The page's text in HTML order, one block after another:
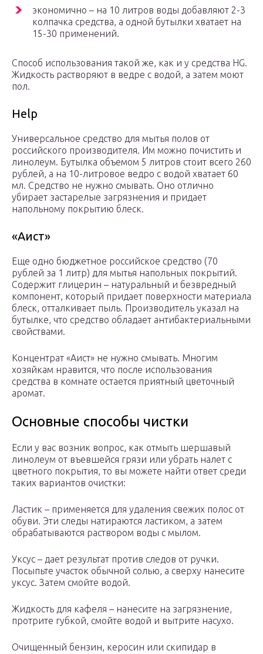
экономично – на 10 литров воды добавляют 2-3
колпачка средства, а одной бутылки хватает на
15-30 применений.
Способ использования такой же, как и у средства HG.
Жидкость растворяют в ведре с водой, а затем моют
пол.
Help
Универсальное средство для мытья полов от
российского производителя. Им можно почистить и
линолеум. Бутылка объемом 5 литров стоит всего 260
рублей, а на 10-литровое ведро с водой хватает 60
мл. Средство не нужно смывать. Оно отлично
убирает застарелые загрязнения и придает
напольному покрытию блеск.
«Аист»
Еще одно бюджетное российское средство (70
рублей за 1 литр) для мытья напольных покрытий.
Содержит глицерин – натуральный и безвредный
компонент, который придает поверхности материала
блеск, отталкивает пыль. Производитель указал на
бутылке, что средство обладает антибактериальными
свойствами.
Концентрат «Аист» не нужно смывать. Многим
хозяйкам нравится, что после использования
средства в комнате остается приятный цветочный
аромат.
Основные способы чистки
Если у вас возник вопрос, как отмыть шершавый
линолеум от въевшейся грязи или убрать налет с
цветного покрытия, то вы можете найти ответ среди
таких вариантов очистки:
Ластик – применяется для удаления свежих полос от
обуви. Эти следы натираются ластиком, а затем
обрабатываются раствором воды с мылом.
Уксус – дает результат против следов от ручки.
Посыпьте участок обычной солью, а сверху нанесите
уксус. Затем смойте водой.
Жидкость для кафеля – нанесите на загрязнение,
протрите губкой, смойте водой и вытрите насухо.
Очищенный бензин, керосин или скипидар в